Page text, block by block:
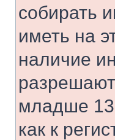
собирать
иметь на
наличие
младше 13
как к